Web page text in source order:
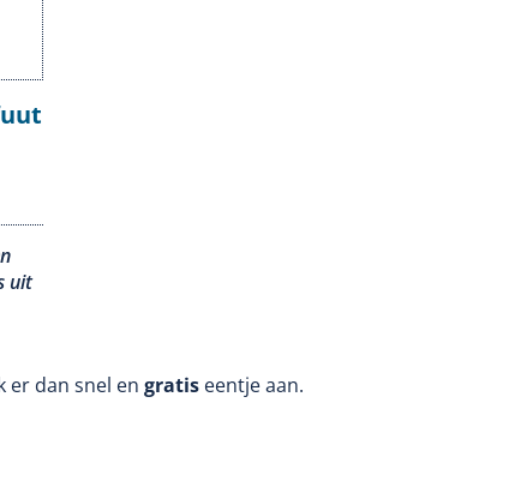
uit
er dan snel en gratiseentje aan.